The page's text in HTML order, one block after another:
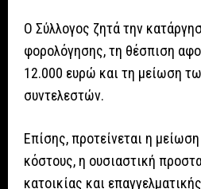
Ο Σύλλογος ζητά την
φορολόγησης, τη θέσπιση
12.000 ευρώ και τη μείωση
συντελεστών.
Επίσης, προτείνεται η
κόστους, η ουσιαστική
κατοικίας και